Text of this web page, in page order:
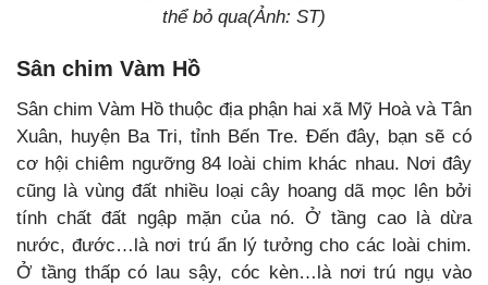
thể bỏ qua(Ảnh: ST)
Sân chim Vàm Hồ
Sân chim Vàm Hồ thuộc địa phận hai xã Mỹ Hoà và Tân
Xuân, huyện Ba Tri, tỉnh Bến Tre. Đến đây, bạn sẽ có
cơ hội chiêm ngưỡng 84 loài chim khác nhau. Nơi đây
cũng là vùng đất nhiều loại cây hoang dã mọc lên bởi
tính chất đất ngập mặn của nó.Ở tầng cao là dừa
nước, đước…là nơi trú ẩn lý tưởng cho các loài chim.
Ở tầng thấp có lau sậy, cóc kèn…là nơi trú ngụ vào